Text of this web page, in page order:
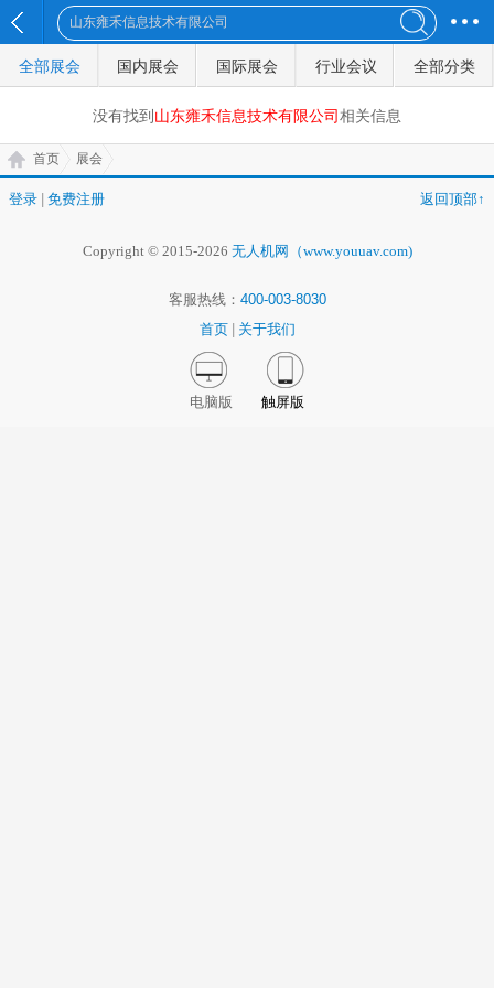
全部展会 国内展会 国际展会 行业会议 全部分类
没有找到 山东雍禾信息技术有限公司相关信息
首页 展会
登录 免费注册 返回顶部↑
Copyright © 2015-2026 无人机网（www.youuav.com)
客服热线： 400-003-8030
首页
关于我们
电脑版 触屏版